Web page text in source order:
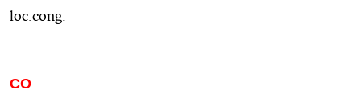
loc.cong.
CO